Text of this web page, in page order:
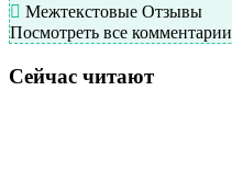
Межтекстовые Отзывы
Посмотреть все комментарии
Сейчас читают